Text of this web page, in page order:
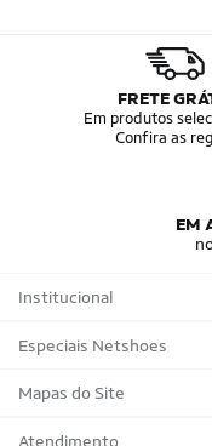
FRETE
Em produtos
Confira as
EM
Institucional
Sobre a Netshoes
Política de Privacidade
Programa de Afiliados
Especiais Netshoes
Suplementos
Corrida
Mapas do Site
Marcas
Atendimento